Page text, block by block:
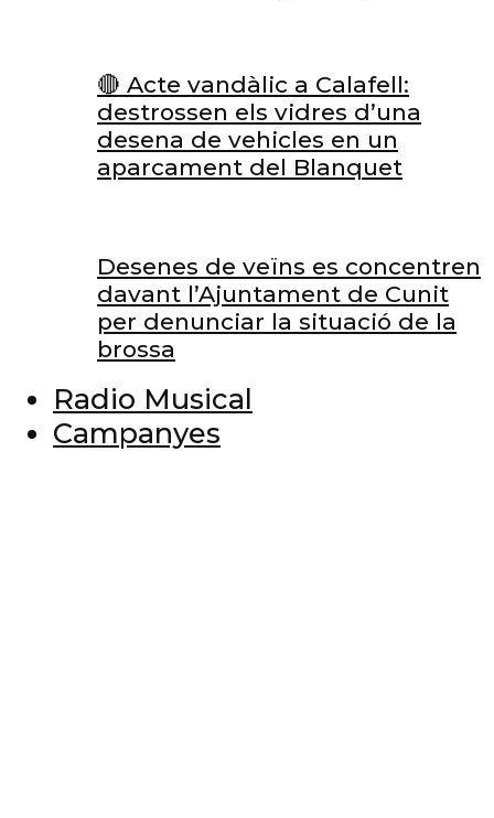
🔴 Acte vandàlic a Calafell:
destrossen els vidres d’una
desena de vehicles en un
aparcament del Blanquet
Desenes de veïns es concentren
davant l’Ajuntament de Cunit
per denunciar la situació de la
brossa
Radio Musical
Campanyes